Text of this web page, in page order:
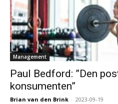
Management
Paul Bedford: ”Den
konsumenten”
Brian van den Brink - 2023-09-19